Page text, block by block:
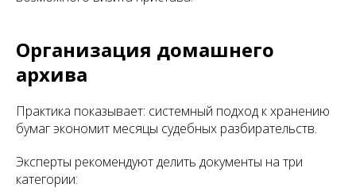
Организация домашнего
архива
Практика показывает: системный подход к хранению
бумаг экономит месяцы судебных разбирательств.
Эксперты рекомендуют делить документы на три
категории: